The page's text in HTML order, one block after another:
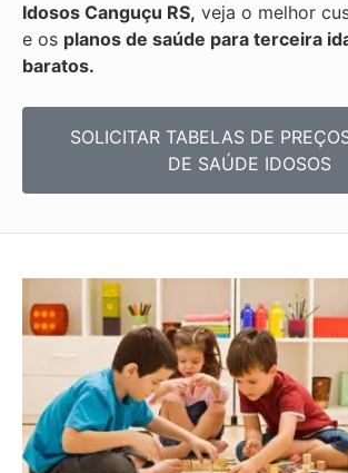
Idosos Canguçu RS, veja o melhor
e os planos de saúde para terceira
baratos.
SOLICITAR TABELAS DE
DE SAÚDE IDOSOS